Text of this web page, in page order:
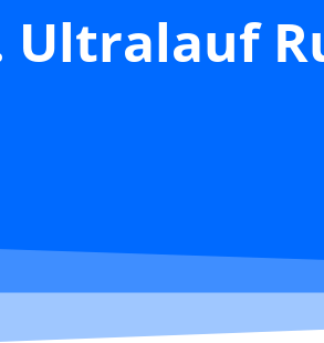
Ultralauf